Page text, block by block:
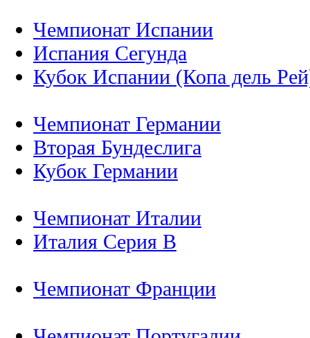
Чемпионат Испании
Испания Сегунда
Кубок Испании (Копа дель
Чемпионат Германии
Вторая Бундеслига
Кубок Германии
Чемпионат Италии
Италия Серия B
Чемпионат Франции